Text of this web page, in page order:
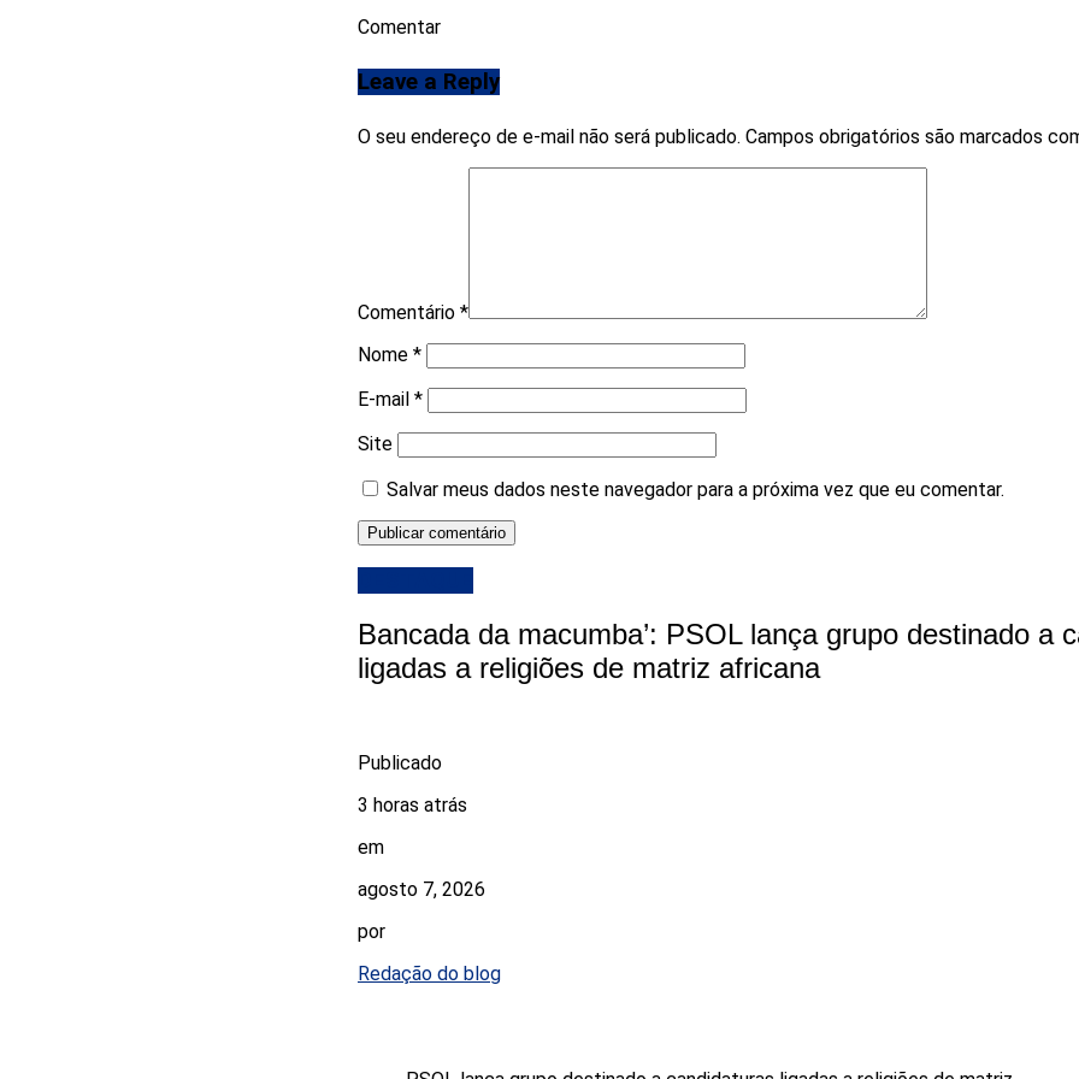
Comentar
Leave a Reply
O seu endereço de e-mail não será publicado. Campos obrigatórios são marcados
Comentário *
Nome *
E-mail *
Site
Salvar meus dados neste navegador para a próxima vez que eu comentar.
Bancada da macumba’: PSOL lança grupo destinado a
ligadas a religiões de matriz africana
Publicado
3 horas atrás
em
agosto 7, 2026
por
Redação do blog